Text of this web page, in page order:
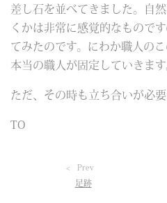
差し石を並べてきました。自
くかは非常に感覚的なもので
てみたのです。にわか職人の
本当の職人が固定していきます
ただ、その時も立ち合いが必要
TO
Prev
足跡